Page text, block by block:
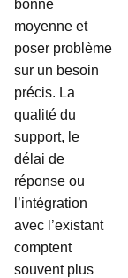
bonne
moyenne et
poser problème
sur un besoin
précis. La
qualité du
support, le
délai de
réponse ou
l’intégration
avec l’existant
comptent
souvent plus